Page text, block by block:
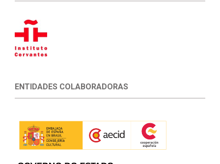
ENTIDADES COLABORADORAS